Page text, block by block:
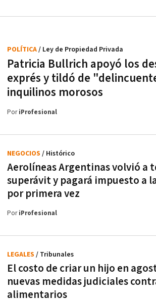
Patricia Bullrich apoyó los
exprés y tildó de
inquilinos morosos
POLÍTICA/ Ley de Propiedad Privada
PoriProfesional
Aerolíneas Argentinas volvió a
superávit y pagará impuesto a
por primera vez
NEGOCIOS / Histórico
PoriProfesional
El costo de criar un hijo en
nuevas medidas judiciales
alimentarios
LEGALES / Tribunales